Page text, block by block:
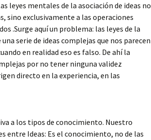
leyes mentales de la asociación de ideas no
sino exclusivamente a las operaciones
.Surge aquí un problema: las leyes de la
serie de ideas complejas que nos parecen
en realidad eso es falso. De ahí la
por no tener ninguna validez
directo en la experiencia, en las
a los tipos de conocimiento. Nuestro
entre Ideas: Es el conocimiento, no de las